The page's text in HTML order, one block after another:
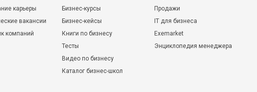
карьеры
вакансии
компаний
Бизнес-курсы
Бизнес-кейсы
Книги по бизнесу
Тесты
Видео по бизнесу
Каталог бизнес-школ
Продажи
IT для бизнеса
Exemarket
Энциклопедия менеджера